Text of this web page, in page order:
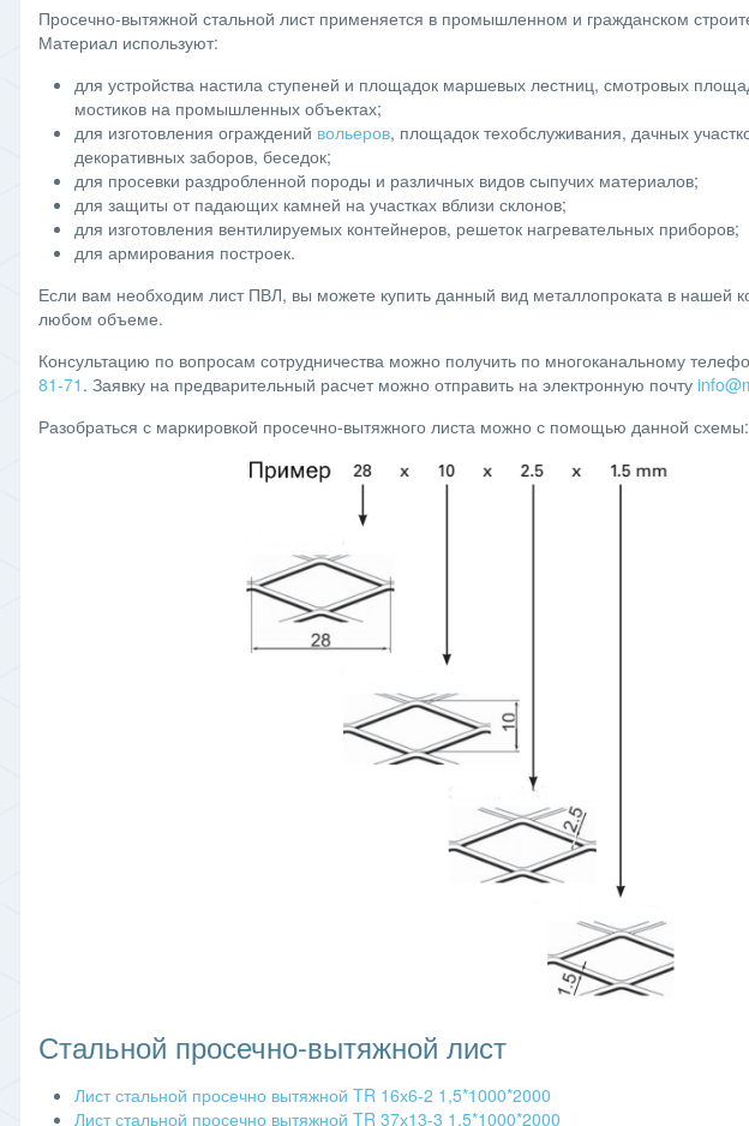
Просечно-вытяжной стальной лист применяется в промышленном и гражданском
Материал используют:
для устройства настила ступеней и площадок маршевых лестниц, смотровых
мостиков на промышленных объектах;
для изготовления ограждений вольеров, площадок техобслуживания, дачных
декоративных заборов, беседок;
для просевки раздробленной породы и различных видов сыпучих материалов;
для защиты от падающих камней на участках вблизи склонов;
для изготовления вентилируемых контейнеров, решеток нагревательных приборов;
для армирования построек.
Если вам необходим лист ПВЛ, вы можете купить данный вид металлопроката в нашей
любом объеме.
Консультацию по вопросам сотрудничества можно получить по многоканальному
81-71 . Заявку на предварительный расчет можно отправить на электронную почту
Разобраться с маркировкой просечно-вытяжного листа можно с помощью данной схемы:
Стальной просечно-вытяжной лист
Лист стальной просечно вытяжной TR 16х6-2 1,5*1000*2000
Лист стальной просечно вытяжной TR 37х13-3 1,5*1000*2000